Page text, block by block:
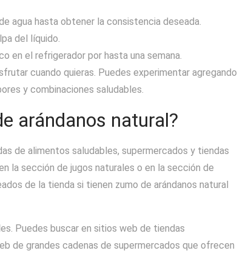
agua hasta obtener la consistencia deseada.
del líquido.
en el refrigerador por hasta una semana.
cuando quieras. Puedes experimentar agregando
y combinaciones saludables.
arándanos natural?
de alimentos saludables, supermercados y tiendas
la sección de jugos naturales o en la sección de
de la tienda si tienen zumo de arándanos natural
Puedes buscar en sitios web de tiendas
de grandes cadenas de supermercados que ofrecen